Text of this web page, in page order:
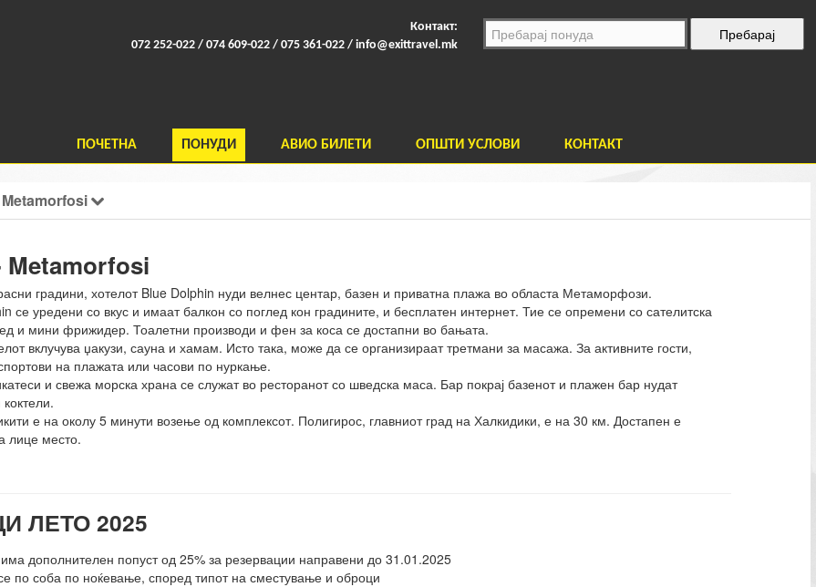
Контакт:
072 252-022 / 074 609-022 / 075 361-022 / info@exittravel.mk
ПОЧЕТНА ПОНУДИ АВИО БИЛЕТИ ОПШТИ УСЛОВИ КОНТАКТ
Metamorfosi
градини, хотелот Blue Dolphin нуди велнес центар, базен и приватна плажа во областа Метаморфози.
се уредени со вкус и имаат балкон со поглед кон градините, и бесплатен интернет. Тие се опремени со сателитска
и мини фрижидер. Тоалетни производи и фен за коса се достапни во бањата.
вклучува џакузи, сауна и хамам. Исто така, може да се организираат третмани за масажа. За активните гости,
на плажата или часови по нуркање.
и свежа морска храна се служат во ресторанот со шведска маса. Бар покрај базенот и плажен бар нудат
е на околу 5 минути возење од комплексот. Полигирос, главниот град на Халкидики, е на 30 км. Достапен е
лице место.
ЛЕТО 2025
дополнителен попуст од 25% за резервации направени до 31.01.2025
по соба по ноќевање, според типот на сместување и оброци